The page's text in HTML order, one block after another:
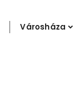
Városháza